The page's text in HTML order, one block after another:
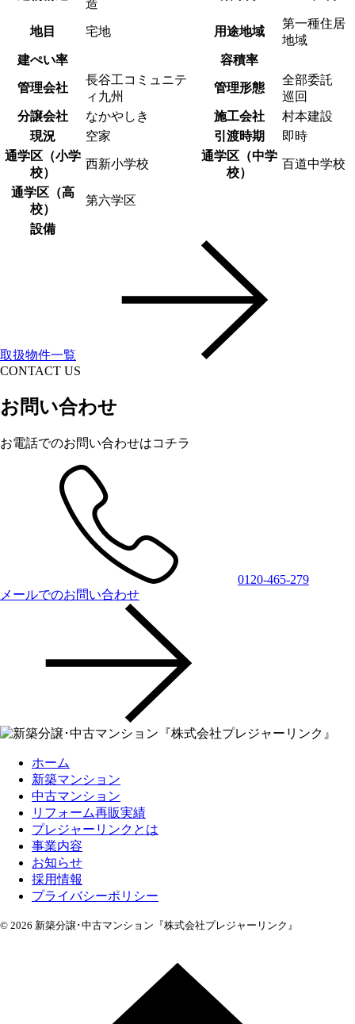
造
地目 宅地 用途地域
第一種住居
地域
建ぺい率
容積率
管理会社
長谷工コミュニテ
ィ九州
管理形態
全部委託
巡回
分譲会社
なかやしき 施工会社
村本建設
現況
空家 引渡時期
即時
通学区（小学
校）
西新小学校
通学区（中学
校）
百道中学校
通学区（高
校）
第六学区
設備
取扱物件一覧
CONTACT US
お問い合わせ
お電話でのお問い合わせはコチラ
0120-465-279
メールでのお問い合わせ
ホーム
新築マンション
中古マンション
リフォーム再販実績
プレジャーリンクとは
事業内容
お知らせ
採用情報
プライバシーポリシー
© 2026 新築分譲･中古マンション『株式会社プレジャーリンク』